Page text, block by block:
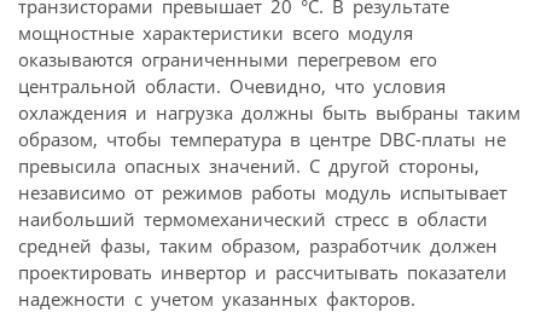
транзисторами превышает 20 °С. В результате
мощностные характеристики всего модуля
оказываются ограниченными перегревом его
центральной области. Очевидно, что условия
охлаждения и нагрузка должны быть выбраны таким
образом, чтобы температура в центре DBC-платы не
превысила опасных значений. С другой стороны,
независимо от режимов работы модуль испытывает
наибольший термомеханический стресс в области
средней фазы, таким образом, разработчик должен
проектировать инвертор и рассчитывать показатели
надежности с учетом указанных факторов.